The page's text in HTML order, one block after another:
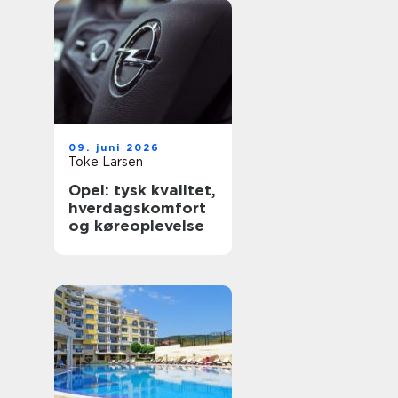
09. juni 2026
Toke Larsen
Opel: tysk kvalitet,
hverdagskomfort
og køreoplevelse